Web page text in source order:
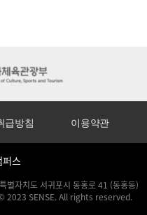
급방침 이용약관
퍼스
별자치도 서귀포시 동홍로 41 (동홍동)
2023 SENSE. All rights reserved.